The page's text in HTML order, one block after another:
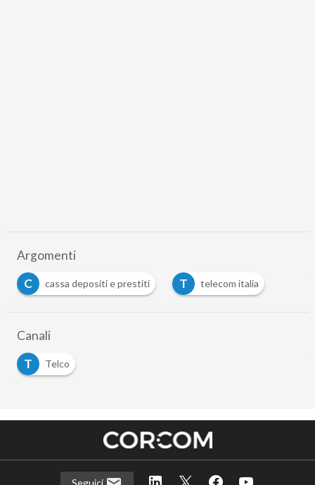
Argomenti
C
cassa depositi e prestiti T telecom italia
Canali
T
Telco
Seguici